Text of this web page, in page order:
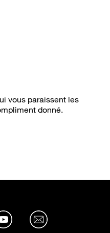
vous paraissent les
donné.